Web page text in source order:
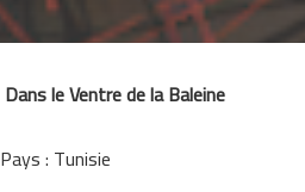
Dans le Ventre de la Baleine
Pays : Tunisie